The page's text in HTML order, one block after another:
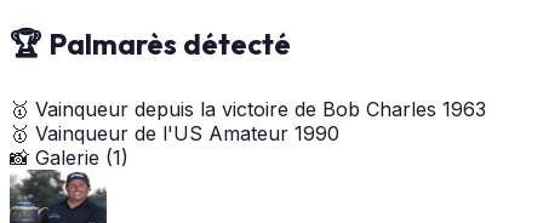
🏆 Palmarès détecté
🥇 Vainqueur depuis la victoire de Bob Charles 1963
🥇 Vainqueur de l'US Amateur 1990
📸 Galerie (1)